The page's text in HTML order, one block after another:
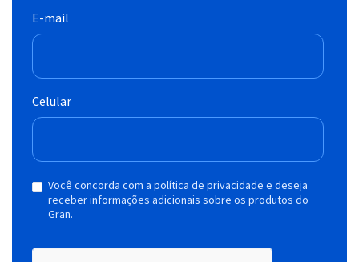
E-mail
Celular
Você concorda com a política de privacidade e deseja
receber informações adicionais sobre os produtos do
Gran.